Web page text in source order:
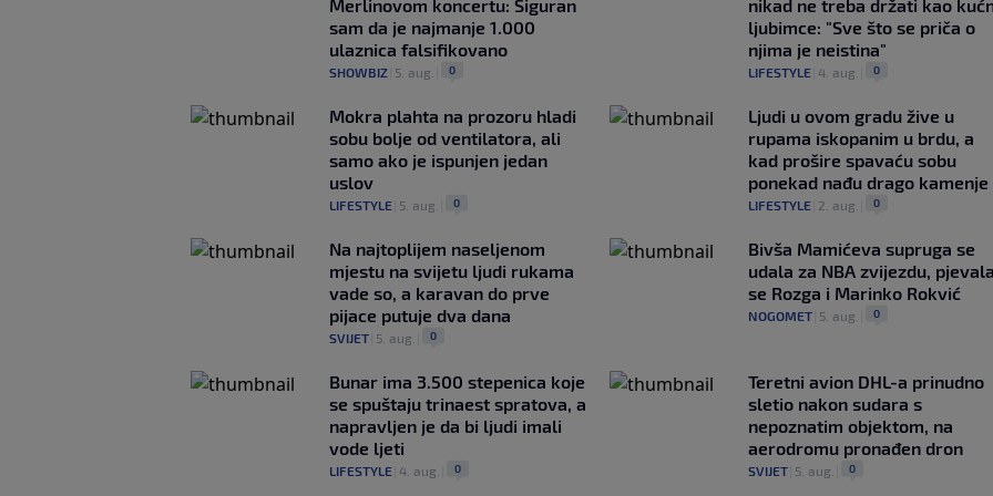
Merlinovom koncertu: Siguran
sam da je najmanje 1.000
ulaznica falsifikovano
SHOWBIZ 5. aug. 0
nikad ne treba držati kao
ljubimce: "Sve što se priča o
njima je neistina"
LIFESTYLE| 4. aug. 0
Mokra plahta na prozoru hladi
sobu bolje od ventilatora, ali
samo ako je ispunjen jedan
uslov
LIFESTYLE 5. aug. 0
Ljudi u ovom gradu žive u
rupama iskopanim u brdu, a
kad prošire spavaću sobu
ponekad nađu drago kamenje
LIFESTYLE| 2. aug. 0
Na najtoplijem naseljenom
mjestu na svijetu ljudi rukama
vade so, a karavan do prve
pijace putuje dva dana
SVIJET 5. aug. 0
Bivša Mamićeva supruga se
udala za NBA zvijezdu,
se Rozga i Marinko Rokvić
NOGOMET| 5. aug. 0
Bunar imа 3.500 stepenica koje
se spuštaju trinaest spratova, a
napravljen je da bi ljudi imali
vode ljeti
LIFESTYLE 4. aug. 0
Teretni avion DHL-a prinudno
sletio nakon sudara s
nepoznatim objektom, na
aerodromu pronađen dron
SVIJET| 5. aug. 0